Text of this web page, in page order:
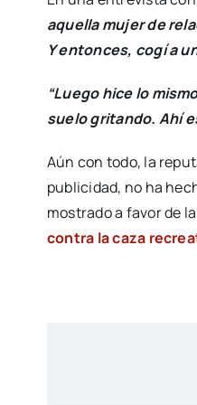
aquella mujer de
Y entonces, cogí a
“Luego hice lo
suelo gritando. Ahí
Aún con todo, la
publicidad, no ha
mostrado a favor de
contra la caza